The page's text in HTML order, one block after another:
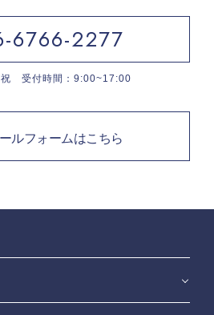
6766-2277
祝 受付時間：9:00~17:00
ルフォームはこちら